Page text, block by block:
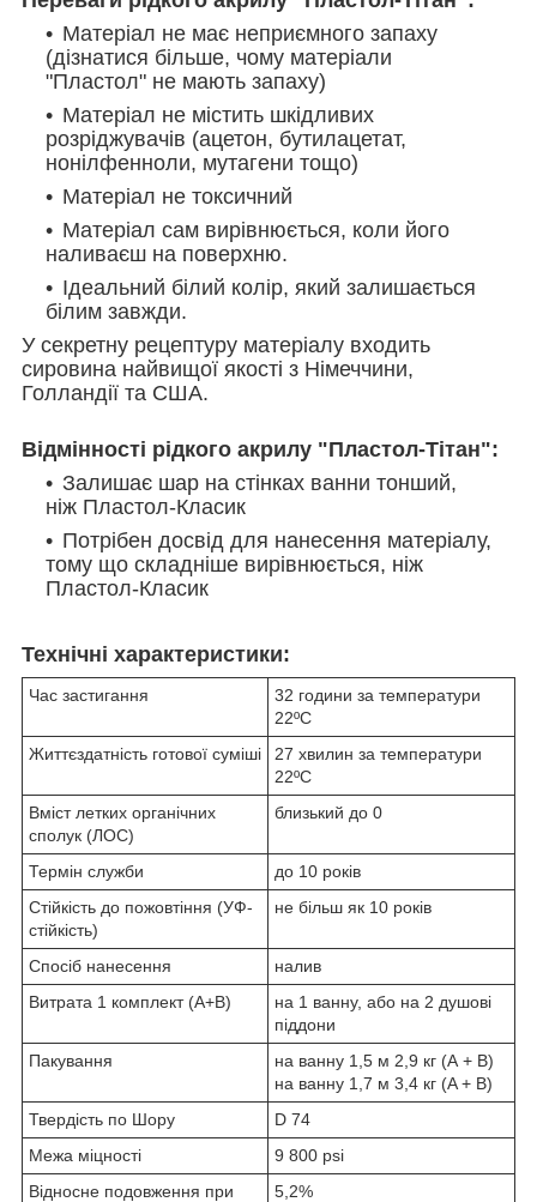
Матеріал не має неприємного запаху
(дізнатися більше, чому матеріали
"Пластол" не мають запаху)
Матеріал не містить шкідливих
розріджувачів (ацетон, бутилацетат,
нонілфенноли, мутагени тощо)
Матеріал не токсичний
Матеріал сам вирівнюється, коли його
наливаєш на поверхню.
Ідеальний білий колір, який залишається
білим завжди.
У секретну рецептуру матеріалу входить
сировина найвищої якості з Німеччини,
Голландії та США.
Відмінності рідкого акрилу "Пластол-Тітан":
Залишає шар на стінках ванни тонший,
ніж Пластол-Класик
Потрібен досвід для нанесення матеріалу,
тому що складніше вирівнюється, ніж
Пластол-Класик
Технічні характеристики:
Час застигання
32 години за температури
22ºC
Життєздатність готової суміші
27 хвилин за температури
22ºC
Вміст летких органічних
сполук (ЛОС)
близький до 0
Термін служби
до 10 років
Стійкість до пожовтіння (УФ-
стійкість)
не більш як 10 років
Спосіб нанесення
налив
Витрата 1 комплект (А+B)
на 1 ванну, або на 2 душові
піддони
Пакування
на ванну 1,5 м 2,9 кг (А + B)
на ванну 1,7 м 3,4 кг (A + B)
Твердість по Шору
D 74
Межа міцності
9 800 psi
Відносне подовження при
5,2%